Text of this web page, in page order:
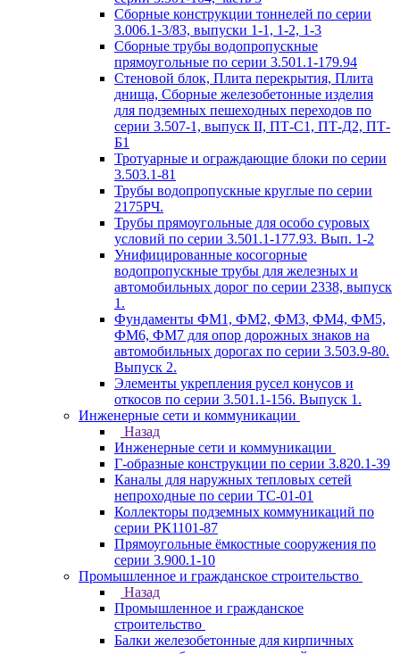
Сборные конструкции тоннелей по серии
3.006.1-3/83, выпуски 1-1, 1-2, 1-3
Сборные трубы водопропускные
прямоугольные по серии 3.501.1-179.94
Стеновой блок, Плита перекрытия, Плита
днища, Сборные железобетонные изделия
для подземных пешеходных переходов по
серии 3.507-1, выпуск II, ПТ-С1, ПТ-Д2, ПТ-
Б1
Тротуарные и ограждающие блоки по серии
3.503.1-81
Трубы водопропускные круглые по серии
2175РЧ.
Трубы прямоугольные для особо суровых
условий по серии 3.501.1-177.93. Вып. 1-2
Унифицированные косогорные
водопропускные трубы для железных и
автомобильных дорог по серии 2338, выпуск
1.
Фундаменты ФМ1, ФМ2, ФМ3, ФМ4, ФМ5,
ФМ6, ФМ7 для опор дорожных знаков на
автомобильных дорогах по серии 3.503.9-80.
Выпуск 2.
Элементы укрепления русел конусов и
откосов по серии 3.501.1-156. Выпуск 1.
Инженерные сети и коммуникации
Назад
Инженерные сети и коммуникации
Г-образные конструкции по серии 3.820.1-39
Каналы для наружных тепловых сетей
непроходные по серии ТС-01-01
Коллекторы подземных коммуникаций по
серии РК1101-87
Прямоугольные ёмкостные сооружения по
серии 3.900.1-10
Промышленное и гражданское строительство
Назад
Промышленное и гражданское
строительство
Балки железобетонные для кирпичных